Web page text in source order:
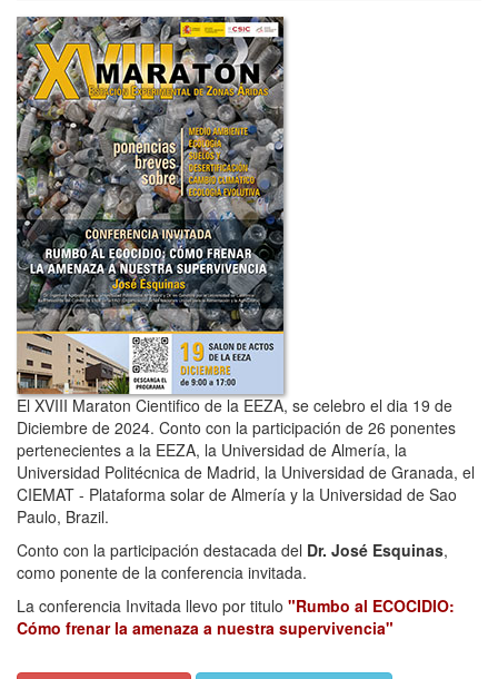
El XVIII Maraton Cientifico de la EEZA, se celebro el dia 19 de
Diciembre de 2024. Conto con la participación de 26 ponentes
pertenecientes a la EEZA, la Universidad de Almería, la
Universidad Politécnica de Madrid, la Universidad de Granada, el
CIEMAT - Plataforma solar de Almería y la Universidad de Sao
Paulo, Brazil.
Conto con la participación destacada del Dr. José Esquinas,
como ponente de la conferencia invitada.
La conferencia Invitada llevo por titulo "Rumbo al ECOCIDIO:
Cómo frenar la amenaza a nuestra supervivencia"